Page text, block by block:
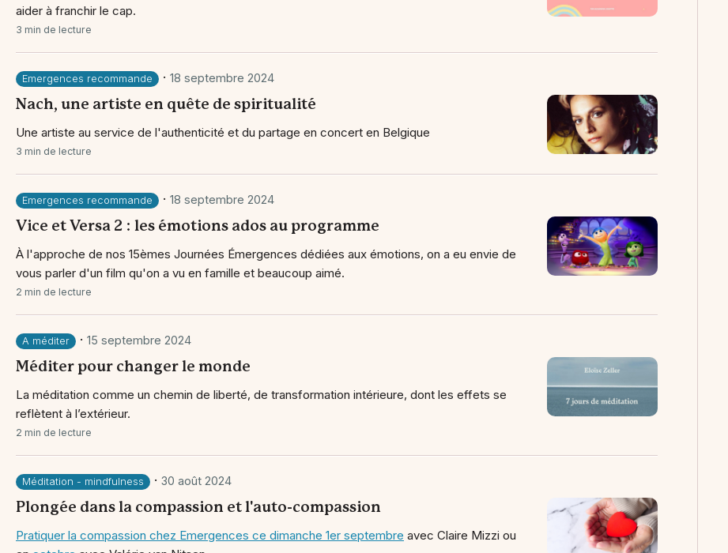
aider à franchir le cap.
3 min de lecture
Emergences recommande · 18 septembre 2024
Nach, une artiste en quête de spiritualité
Une artiste au service de l'authenticité et du partage en concert en Belgique
3 min de lecture
Emergences recommande · 18 septembre 2024
Vice et Versa 2 : les émotions ados au programme
À l'approche de nos 15èmes Journées Émergences dédiées aux émotions, on a eu envie de
vous parler d'un film qu'on a vu en famille et beaucoup aimé.
2 min de lecture
A méditer · 15 septembre 2024
Méditer pour changer le monde
La méditation comme un chemin de liberté, de transformation intérieure, dont les effets se
reflètent à l’extérieur.
2 min de lecture
Méditation - mindfulness · 30 août 2024
Plongée dans la compassion et l'auto-compassion
Pratiquer la compassion chez Emergences ce dimanche 1er septembre avec Claire Mizzi ou